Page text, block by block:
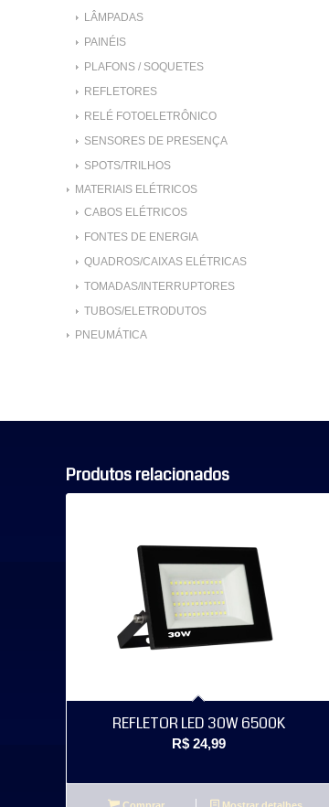
LÂMPADAS
PAINÉIS
PLAFONS / SOQUETES
REFLETORES
RELÉ FOTOELETRÔNICO
SENSORES DE PRESENÇA
SPOTS/TRILHOS
MATERIAIS ELÉTRICOS
CABOS ELÉTRICOS
FONTES DE ENERGIA
QUADROS/CAIXAS ELÉTRICAS
TOMADAS/INTERRUPTORES
TUBOS/ELETRODUTOS
PNEUMÁTICA
Produtos relacionados
REFLETOR LED 30W 6500K
R$ 24,99